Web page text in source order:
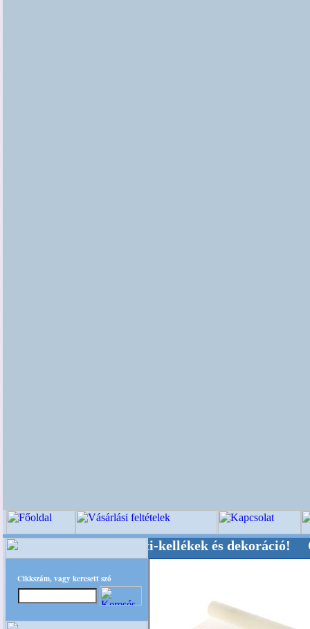
Cikkszám, vagy keresett szó
, Kegyeleti-kellékek és dekoráció!